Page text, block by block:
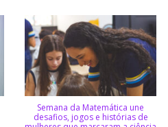
Semana da Matemática une
desafios, jogos e histórias de